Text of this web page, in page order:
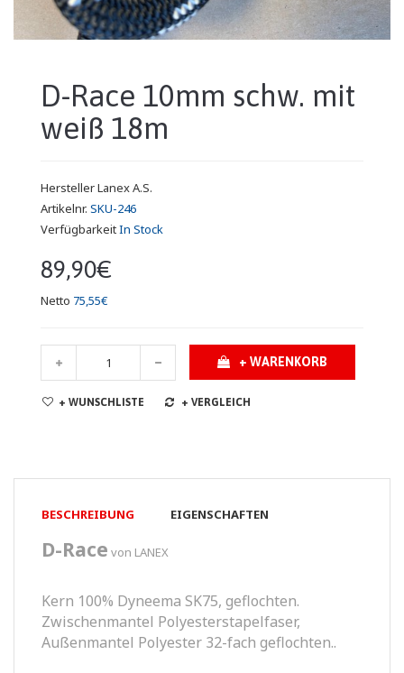
D-Race 10mm schw. mit
weiß 18m
HerstellerLanex A.S.
Artikelnr. SKU-246
VerfügbarkeitIn Stock
89,90€
Netto 75,55€
+ WARENKORB
+ WUNSCHLISTE + VERGLEICH
BESCHREIBUNG EIGENSCHAFTEN
D-Race von LANEX
Kern 100% Dyneema SK75, geflochten.
Zwischenmantel Polyesterstapelfaser,
Außenmantel Polyester 32-fach geflochten..